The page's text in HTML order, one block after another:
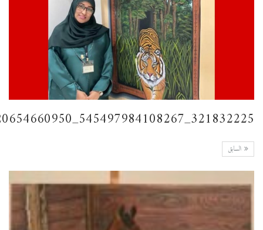
321832225_545497984108267_525902620654660950_n
السابق